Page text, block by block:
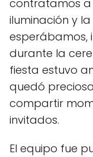
contratamos a
iluminación y
esperábamos,
durante la
fiesta estuvo
quedó
compartir
invitados.
El equipo fue